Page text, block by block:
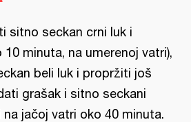
sitno seckan crni luk i
10 minuta, na umerenoj vatri),
beli luk i propržiti još
grašak i sitno seckani
na jačoj vatri oko 40 minuta.